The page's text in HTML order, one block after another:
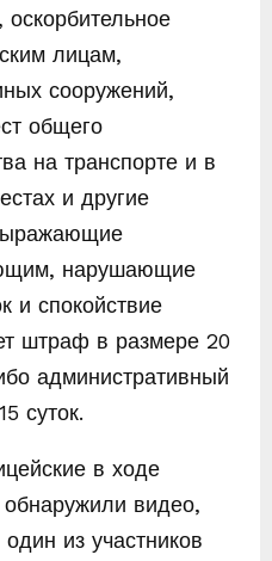
лицам,
сооружений,
общего
на транспорте и в
и другие
нарушающие
и спокойствие
штраф в размере 20
административный
суток.
в ходе
обнаружили видео,
из участников